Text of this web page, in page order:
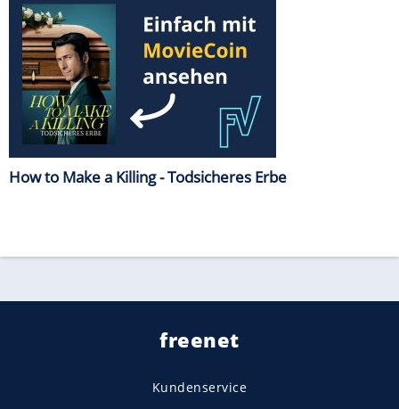
How to Make a Killing - Todsicheres Erbe
freenet
Kundenservice